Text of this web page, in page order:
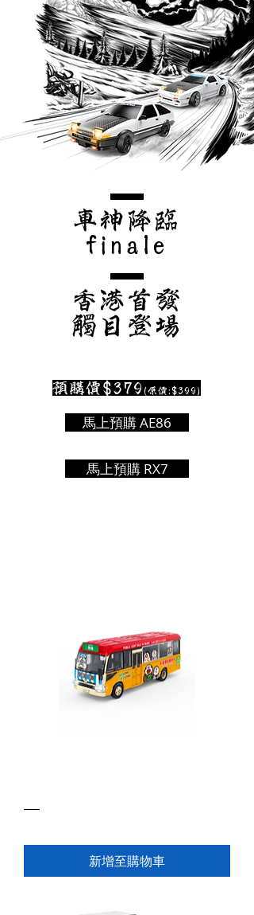
車神降臨
finale
香港首發
觸目登場
預購價$379 (原價:$399)
馬上預購 AE86
馬上預購 RX7
新增至購物車